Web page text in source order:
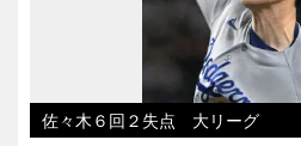
佐々木６回２失点 大リーグ